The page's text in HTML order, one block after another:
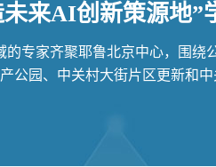
来AI创新策源地”
专家齐聚耶鲁北京中心，围绕
公园、中关村大街片区更新和中